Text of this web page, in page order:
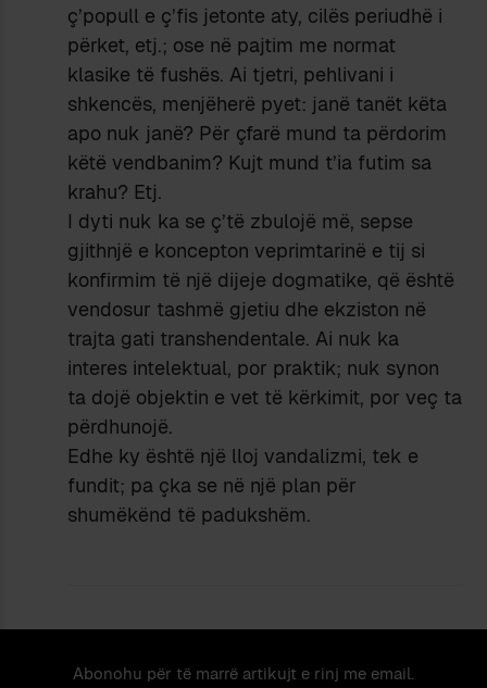
ç’popull e ç’fis jetonte aty, cilës periudhë i
përket, etj.; ose në pajtim me normat
klasike të fushës. Ai tjetri, pehlivani i
shkencës, menjëherë pyet: janë tanët këta
apo nuk janë? Për çfarë mund ta përdorim
këtë vendbanim? Kujt mund t’ia futim sa
krahu? Etj.
I dyti nuk ka se ç’të zbulojë më, sepse
gjithnjë e koncepton veprimtarinë e tij si
konfirmim të një dijeje dogmatike, që është
vendosur tashmë gjetiu dhe ekziston në
trajta gati transhendentale. Ai nuk ka
interes intelektual, por praktik; nuk synon
ta dojë objektin e vet të kërkimit, por veç ta
përdhunojë.
Edhe ky është një lloj vandalizmi, tek e
fundit; pa çka se në një plan për
shumëkënd të padukshëm.
Abonohu për të marrë artikujt e rinj me email.